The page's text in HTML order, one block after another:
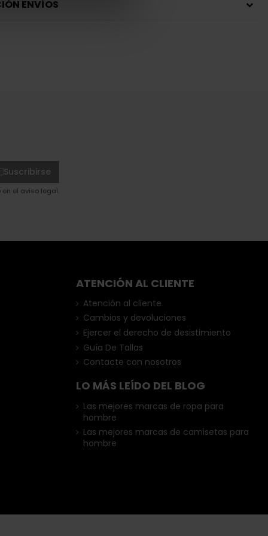
ENVÍOS
Suscribirse
el aviso legal.
ATENCIÓN AL CLIENTE
Atención al cliente
Cambios y devoluciones
Ejercer el derecho de desistimiento
Guía De Tallas
Contacte con nosotros
LO MÁS LEÍDO DEL BLOG
Las mejores marcas de ropa para
hombre
Las mejores marcas de camisetas para
hombre